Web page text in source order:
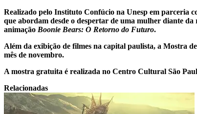
Realizado pelo Instituto Confúcio na Unesp em parceria
que abordam desde o despertar de uma mulher diante da
animação Boonie Bears: O Retorno do Futuro.
Além da exibição de filmes na capital paulista, a Mostra
mês de novembro.
A mostra gratuita é realizada no Centro Cultural São
Relacionadas